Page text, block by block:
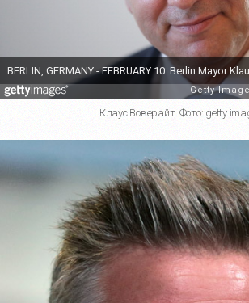
Клаус Воверайт. Фото: getty